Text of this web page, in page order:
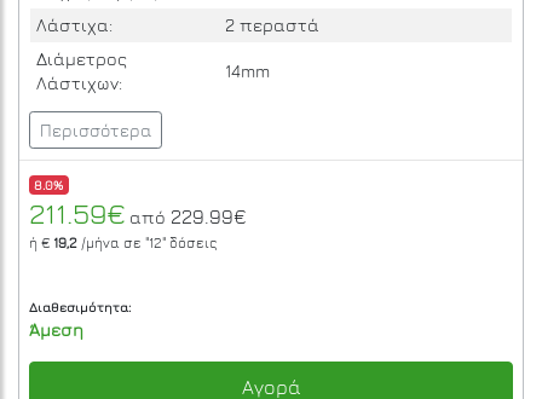
Λάστιχα:
2 περαστά
Διάμετρος
Λάστιχων:
14mm
Περισσότερα
8.0%
211.59€ από 229.99€
ή € 19,2 /μήνα σε "12" δόσεις
Διαθεσιμότητα:
Άμεση
Αγορά